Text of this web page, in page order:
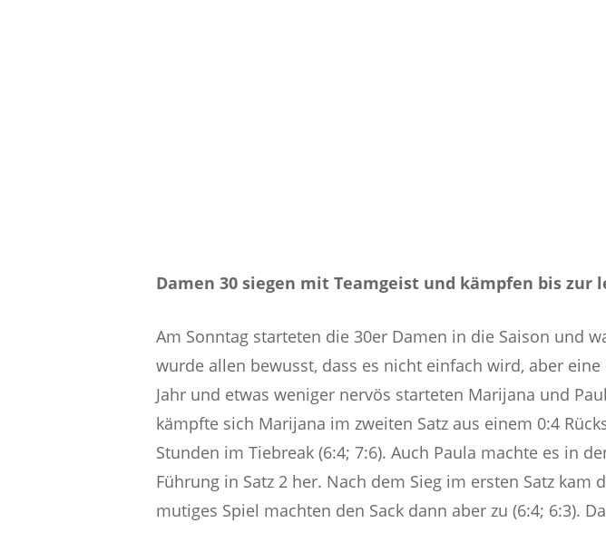
Damen 30 siegen mit Teamgeist und kämpfen bis zur
Am Sonntag starteten die 30er Damen in die Saison und
wurde allen bewusst, dass es nicht einfach wird, aber
Jahr und etwas weniger nervös starteten Marijana und
kämpfte sich Marijana im zweiten Satz aus einem 0:4
Stunden im Tiebreak (6:4; 7:6). Auch Paula machte es in
Führung in Satz 2 her. Nach dem Sieg im ersten Satz
mutiges Spiel machten den Sack dann aber zu (6:4; 6:3).